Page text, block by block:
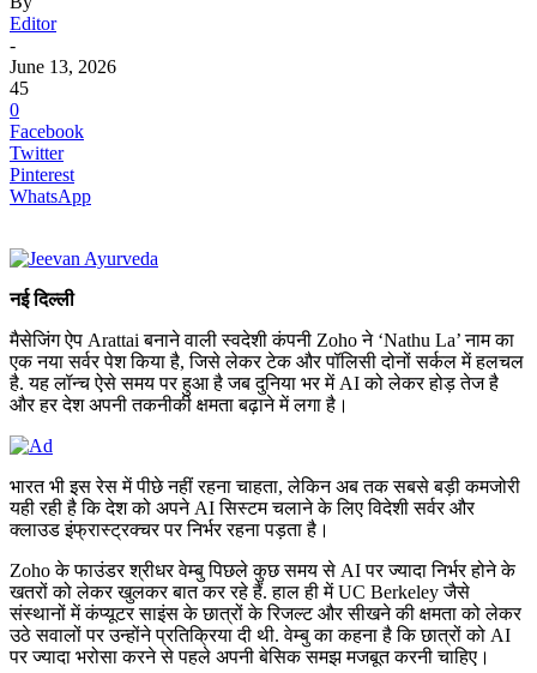
Editor
-
June 13, 2026
45
0
Facebook
Twitter
Pinterest
WhatsApp
नई दिल्ली
मैसेजिंग ऐप Arattai बनाने वाली स्वदेशी कंपनी Zoho ने ‘Nathu La’ नाम का
एक नया सर्वर पेश किया है, जिसे लेकर टेक और पॉलिसी दोनों सर्कल में हलचल
है. यह लॉन्च ऐसे समय पर हुआ है जब दुनिया भर में AI को लेकर होड़ तेज है
और हर देश अपनी तकनीकी क्षमता बढ़ाने में लगा है।
भारत भी इस रेस में पीछे नहीं रहना चाहता, लेकिन अब तक सबसे बड़ी कमजोरी
यही रही है कि देश को अपने AI सिस्टम चलाने के लिए विदेशी सर्वर और
क्लाउड इंफ्रास्ट्रक्चर पर निर्भर रहना पड़ता है।
Zoho के फाउंडर श्रीधर वेम्बु पिछले कुछ समय से AI पर ज्यादा निर्भर होने के
खतरों को लेकर खुलकर बात कर रहे हैं. हाल ही में UC Berkeley जैसे
संस्थानों में कंप्यूटर साइंस के छात्रों के रिजल्ट और सीखने की क्षमता को लेकर
उठे सवालों पर उन्होंने प्रतिक्रिया दी थी. वेम्बु का कहना है कि छात्रों को AI
पर ज्यादा भरोसा करने से पहले अपनी बेसिक समझ मजबूत करनी चाहिए।